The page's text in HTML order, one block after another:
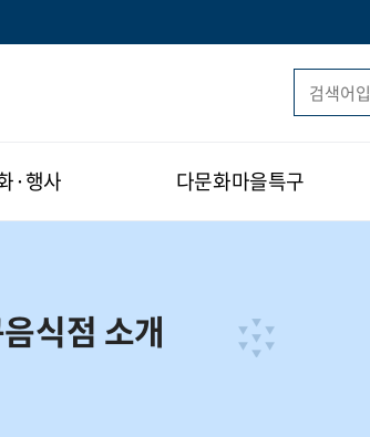
·행사 다문화마을특구
식점 소개